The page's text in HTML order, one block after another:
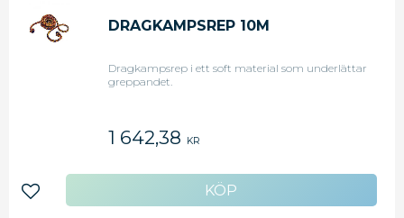
DRAGKAMPSREP 10M
Dragkampsrep i ett soft material som underlättar
greppandet.
1 642,38 KR
Lägg till i favoriter